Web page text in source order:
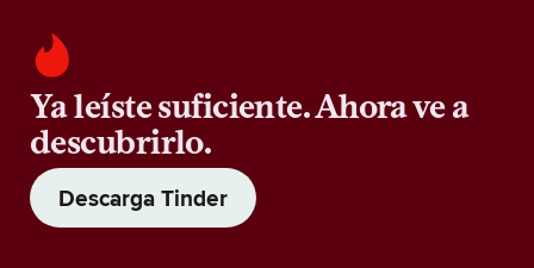
Ya leíste suficiente. Ahora ve a
descubrirlo.
Descarga Tinder